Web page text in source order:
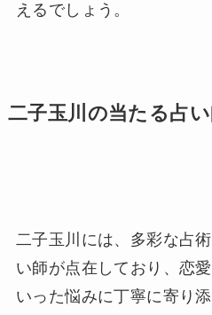
えるでしょう。
二子玉川の当たる占
二子玉川には、多彩な占
い師が点在しており、恋
いった悩みに丁寧に寄り